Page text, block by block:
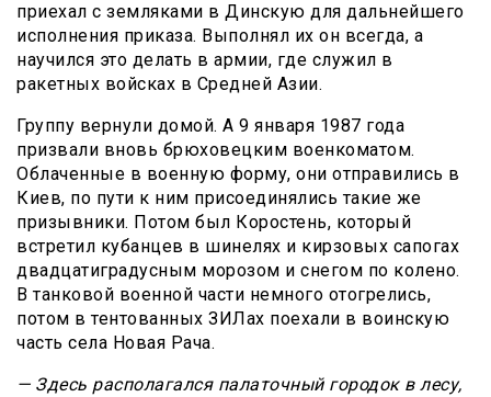
приехал с земляками в Динскую для дальнейшего
исполнения приказа. Выполнял их он всегда, а
научился это делать в армии, где служил в
ракетных войсках в Средней Азии.
Группу вернули домой. А 9 января 1987 года
призвали вновь брюховецким военкоматом.
Облаченные в военную форму, они отправились в
Киев, по пути к ним присоединялись такие же
призывники. Потом был Коростень, который
встретил кубанцев в шинелях и кирзовых сапогах
двадцатиградусным морозом и снегом по колено.
В танковой военной части немного отогрелись,
потом в тентованных ЗИЛах поехали в воинскую
часть села Новая Рача.
— Здесь располагался палаточный городок в лесу,